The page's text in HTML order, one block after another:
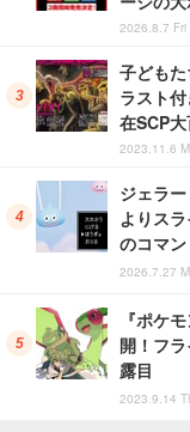
2026.8.7 Fri
子どもた
ラスト
在SCP
2023.11.6
ジェラ
よりス
のコマ
2026.7.27
『ポケ
開！フ
露目
2023.9.14